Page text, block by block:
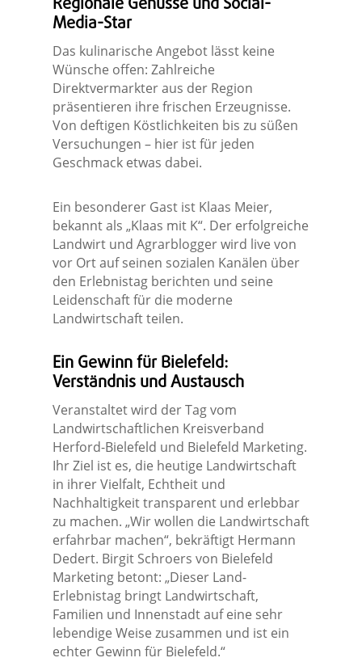
Media-Star
Das kulinarische Angebot lässt keine
Wünsche offen: Zahlreiche
Direktvermarkter aus der Region
präsentieren ihre frischen Erzeugnisse.
Von deftigen Köstlichkeiten bis zu süßen
Versuchungen – hier ist für jeden
Geschmack etwas dabei.
Ein besonderer Gast ist Klaas Meier,
bekannt als „Klaas mit K“. Der erfolgreiche
Landwirt und Agrarblogger wird live von
vor Ort auf seinen sozialen Kanälen über
den Erlebnistag berichten und seine
Leidenschaft für die moderne
Landwirtschaft teilen.
Ein Gewinn für Bielefeld:
Verständnis und Austausch
Veranstaltet wird der Tag vom
Landwirtschaftlichen Kreisverband
Herford-Bielefeld und Bielefeld Marketing.
Ihr Ziel ist es, die heutige Landwirtschaft
in ihrer Vielfalt, Echtheit und
Nachhaltigkeit transparent und erlebbar
zu machen. „Wir wollen die Landwirtschaft
erfahrbar machen“, bekräftigt Hermann
Dedert. Birgit Schroers von Bielefeld
Marketing betont: „Dieser Land-
Erlebnistag bringt Landwirtschaft,
Familien und Innenstadt auf eine sehr
lebendige Weise zusammen und ist ein
echter Gewinn für Bielefeld.“